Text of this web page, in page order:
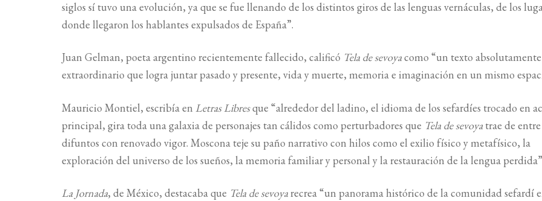
siglos sí tuvo una evolución, ya que se fue llenando de los distintos giros de las lenguas vernáculas, de los
donde llegaron los hablantes expulsados de España”.
Juan Gelman, poeta argentino recientemente fallecido, calificó Tela de sevoyacomo “un texto absolutamente
extraordinario que logra juntar pasado y presente, vida y muerte, memoria e imaginación en un mismo
Mauricio Montiel, escribía en Letras Libresque “alrededor del ladino, el idioma de los sefardíes trocado en
principal, gira toda una galaxia de personajes tan cálidos como perturbadores que Tela de sevoya trae de
difuntos con renovado vigor. Moscona teje su paño narrativo con hilos como el exilio físico y metafísico, la
exploración del universo de los sueños, la memoria familiar y personal y la restauración de la lengua
La Jornada, de México, destacaba que Tela de sevoyarecrea “un panorama histórico de la comunidad sefardí